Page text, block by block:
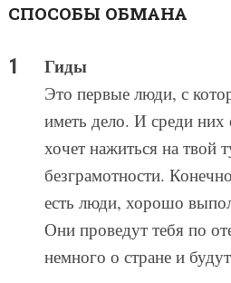
СПОСОБЫ ОБМАНА
Гиды
Это первые люди, с
иметь дело. И среди них
хочет нажиться на твой
безграмотности.
есть люди, хорошо
Они проведут тебя по
немного о стране и